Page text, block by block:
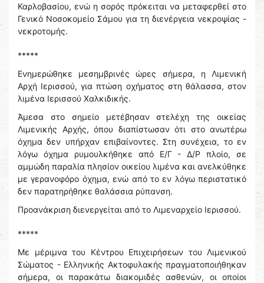
Καρλοβασίου, ενώ η σορός πρόκειται να μεταφερθεί στο
Γενικό Νοσοκομείο Σάμου για τη διενέργεια νεκροψίας -
νεκροτομής.
*****
Ενημερώθηκε μεσημβρινές ώρες σήμερα, η Λιμενική
Αρχή Ιερισσού, για πτώση οχήματος στη θάλασσα, στον
λιμένα Ιερισσού Χαλκιδικής.
Άμεσα στο σημείο μετέβησαν στελέχη της οικείας
Λιμενικής Αρχής, όπου διαπίστωσαν ότι στο ανωτέρω
όχημα δεν υπήρχαν επιβαίνοντες. Στη συνέχεια, το εν
λόγω όχημα ρυμουλκήθηκε από Ε/Γ - Δ/Ρ πλοίο, σε
αμμώδη παραλία πλησίον οικείου λιμένα και ανελκύθηκε
με γερανοφόρο όχημα, ενώ από το εν λόγω περιστατικό
δεν παρατηρήθηκε θαλάσσια ρύπανση.
Προανάκριση διενεργείται από το Λιμεναρχείο Ιερισσού.
*****
Με μέριμνα του Κέντρου Επιχειρήσεων του Λιμενικού
Σώματος - Ελληνικής Ακτοφυλακής πραγματοποιήθηκαν
σήμερα, οι παρακάτω διακομιδές ασθενών, οι οποίοι